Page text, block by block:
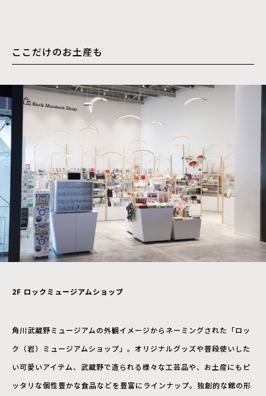
ここだけのお土産も
2F ロックミュージアムショップ
角川武蔵野ミュージアムの外観イメージからネーミングされた「ロッ
ク（岩）ミュージアムショップ」。オリジナルグッズや普段使いした
い可愛いアイテム、武蔵野で造られる様々な工芸品や、お土産にもピ
ッタリな個性豊かな食品などを豊富にラインナップ。独創的な館の形